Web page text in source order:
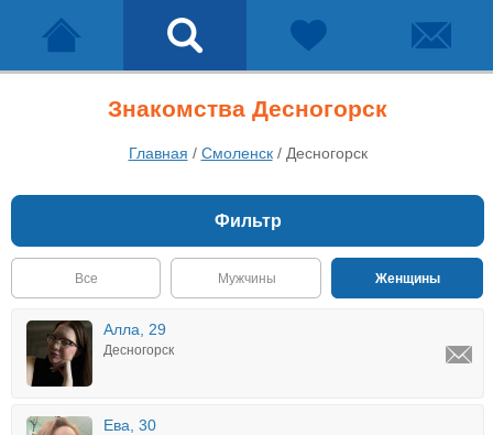
Знакомства Десногорск
Главная / Смоленск/ Десногорск
Фильтр
Все Мужчины Женщины
Алла, 29
Десногорск
Ева, 30